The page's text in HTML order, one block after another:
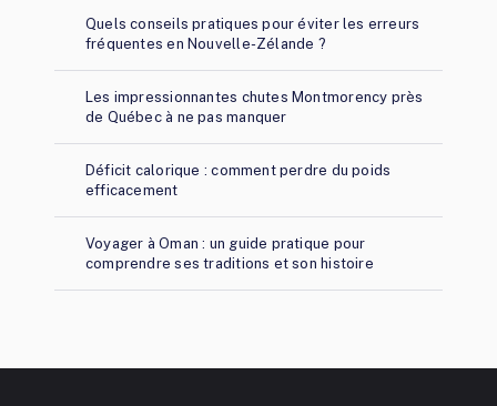
Quels conseils pratiques pour éviter les erreurs
fréquentes en Nouvelle-Zélande ?
Les impressionnantes chutes Montmorency près
de Québec à ne pas manquer
Déficit calorique : comment perdre du poids
efficacement
Voyager à Oman : un guide pratique pour
comprendre ses traditions et son histoire